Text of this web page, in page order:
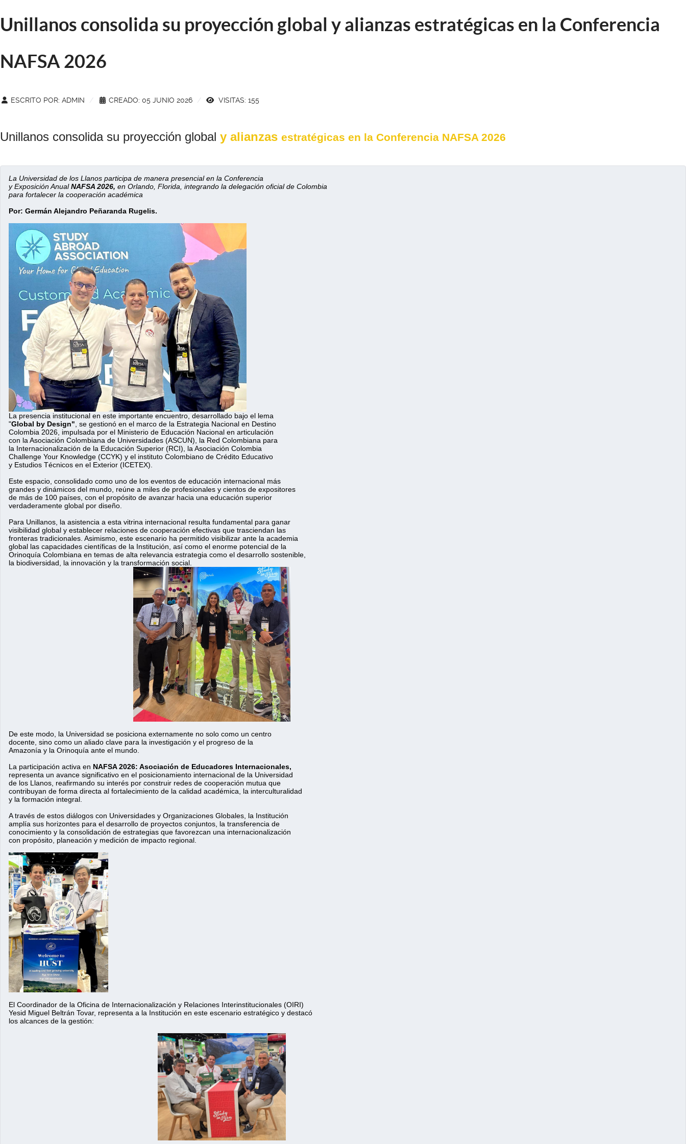
Unillanos consolida su proyección global y alianzas estratégicas en la Conferencia
NAFSA 2026
ESCRITO POR: ADMIN CREADO: 05 JUNIO 2026 VISITAS: 155
Unillanos consolida su proyección global y alianzas estratégicas en la Conferencia NAFSA 2026
La Universidad de los Llanos participa de manera presencial en la Conferencia
y Exposición Anual NAFSA 2026, en Orlando, Florida, integrando la delegación oficial de Colombia
para fortalecer la cooperación académica
Por: Germán Alejandro Peñaranda Rugelis.
La presencia institucional en este importante encuentro, desarrollado bajo el lema
"Global by Design" , se gestionó en el marco de la Estrategia Nacional en Destino
Colombia 2026, impulsada por el Ministerio de Educación Nacional en articulación
con la Asociación Colombiana de Universidades (ASCUN), la Red Colombiana para
la Internacionalización de la Educación Superior (RCI), la Asociación Colombia
Challenge Your Knowledge (CCYK) y el instituto Colombiano de Crédito Educativo
y Estudios Técnicos en el Exterior (ICETEX).
Este espacio, consolidado como uno de los eventos de educación internacional más
grandes y dinámicos del mundo, reúne a miles de profesionales y cientos de expositores
de más de 100 países, con el propósito de avanzar hacia una educación superior
verdaderamente global por diseño.
Para Unillanos, la asistencia a esta vitrina internacional resulta fundamental para ganar
visibilidad global y establecer relaciones de cooperación efectivas que trasciendan las
fronteras tradicionales. Asimismo, este escenario ha permitido visibilizar ante la academia
global las capacidades científicas de la Institución, así como el enorme potencial de la
Orinoquía Colombiana en temas de alta relevancia estrategia como el desarrollo sostenible,
la biodiversidad, la innovación y la transformación social.
De este modo, la Universidad se posiciona externamente no solo como un centro
docente, sino como un aliado clave para la investigación y el progreso de la
Amazonía y la Orinoquía ante el mundo.
La participación activa en NAFSA 2026: Asociación de Educadores Internacionales,
representa un avance significativo en el posicionamiento internacional de la Universidad
de los Llanos, reafirmando su interés por construir redes de cooperación mutua que
contribuyan de forma directa al fortalecimiento de la calidad académica, la interculturalidad
y la formación integral.
A través de estos diálogos con Universidades y Organizaciones Globales, la Institución
amplía sus horizontes para el desarrollo de proyectos conjuntos, la transferencia de
conocimiento y la consolidación de estrategias que favorezcan una internacionalización
con propósito, planeación y medición de impacto regional.
El Coordinador de la Oficina de Internacionalización y Relaciones Interinstitucionales (OIRI)
Yesid Miguel Beltrán Tovar, representa a la Institución en este escenario estratégico y destacó
los alcances de la gestión: